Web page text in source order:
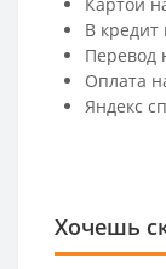
В кредит
Перевод
Оплата
Яндекс
Хочешь